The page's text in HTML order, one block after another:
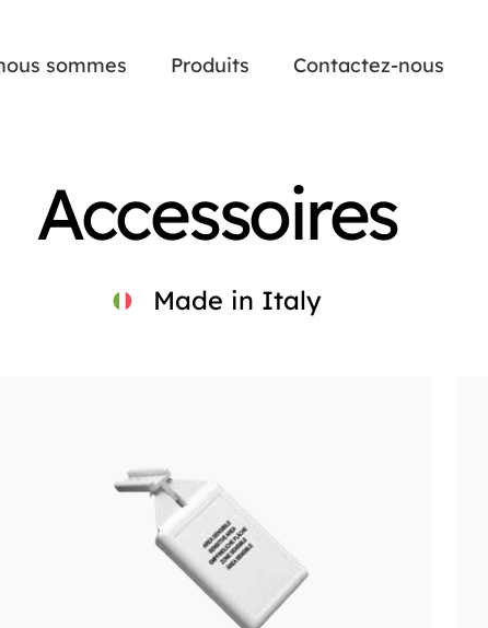
sommes Produits Contactez-nous
Accessoires
Made in Italy